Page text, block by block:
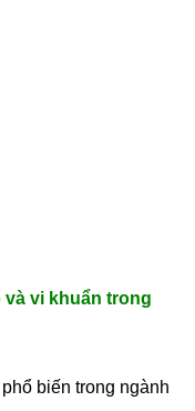
và vi khuẩn trong
biến trong ngành